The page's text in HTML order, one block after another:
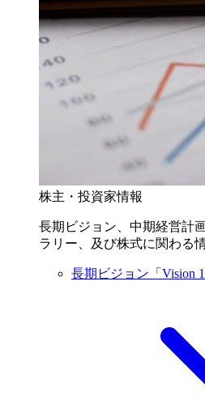
株主・投資家情報
長期ビジョン、中期経営計
ラリー、及び株式に関わる
長期ビジョン「Vision